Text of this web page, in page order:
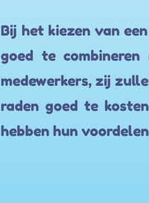
Bij het kiezen van
goed te
medewerkers, zij
raden goed te
hebben hun